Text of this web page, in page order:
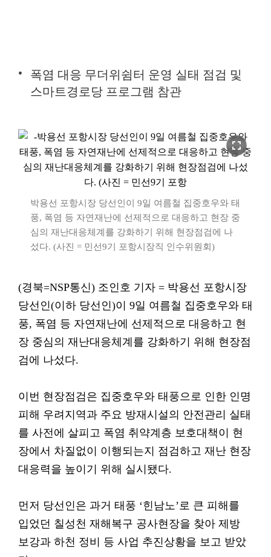
폭염 대응 무더위쉼터 운영 실태 점검 및
스마트경로당 프로그램 참관
fullscreen
박용선 포항시장 당선인이 9일 여름철 집중호우와 태
풍, 폭염 등 자연재난에 선제적으로 대응하고 현장 중
심의 재난대응체계를 강화하기 위해 현장점검에 나
섰다. (사진 = 민선9기 포항시장직 인수위원회)
(경북=NSP통신) 조인호 기자 = 박용선 포항시장
당선인(이하 당선인)이 9일 여름철 집중호우와 태
풍, 폭염 등 자연재난에 선제적으로 대응하고 현
장 중심의 재난대응체계를 강화하기 위해 현장점
검에 나섰다.
이번 현장점검은 집중호우와 태풍으로 인한 인명
피해 우려지역과 주요 방재시설의 안전관리 실태
를 사전에 살피고 폭염 취약계층 보호대책이 현
장에서 차질없이 이행되는지 점검하고 재난 현장
대응력을 높이기 위해 실시됐다.
먼저 당선인은 과거 태풍 ‘힌남노’로 큰 피해를
입었던 칠성천 재해복구 공사현장을 찾아 제방
보강과 하천 정비 등 사업 추진상황을 보고 받았